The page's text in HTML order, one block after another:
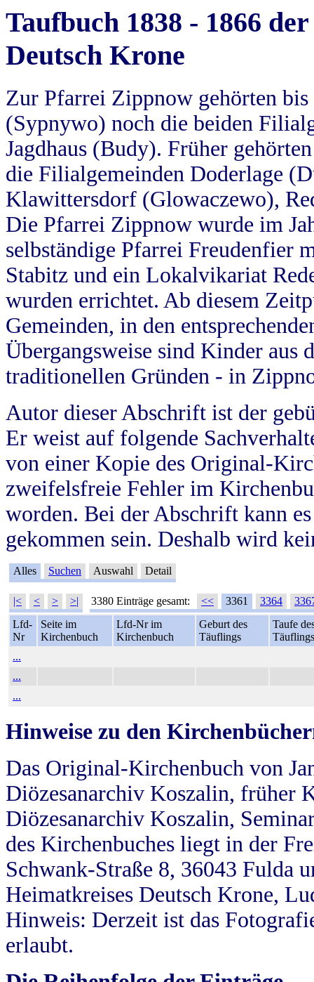
Taufbuch 1838 - 1866
Deutsch Krone
Zur Pfarrei Zippnow gehörten
(Sypnywo) noch die beiden
Jagdhaus (Budy). Früher
die Filialgemeinden Doderlage
Klawittersdorf (Glowaczewo),
Die Pfarrei Zippnow wurde im
selbständige Pfarrei Freudenfier
Stabitz und ein Lokalvikariat
wurden errichtet. Ab diesem
Gemeinden, in den
Übergangsweise sind Kinder aus
traditionellen Gründen - in
Autor dieser Abschrift ist der
Er weist auf folgende
von einer Kopie des Original-
zweifelsfreie Fehler im
worden. Bei der Abschrift kann
gekommen sein. Deshalb wird
Alles Suchen Auswahl Detail
|< < > >| 3380 Einträge gesamt: << 3361 3364
Lfd-
Nr
Seite im
Kirchenbuch
Lfd-Nr im
Kirchenbuch
Geburt des
Täuflings
Taufe
Täuflings
...
...
...
Hinweise zu den
Das Original-Kirchenbuch von
Diözesanarchiv Koszalin, früher
Diözesanarchiv Koszalin,
des Kirchenbuches liegt in der
Schwank-Straße 8, 36043 Fulda
Heimatkreises Deutsch Krone,
Hinweis: Derzeit ist das
erlaubt.